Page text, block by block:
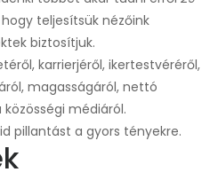
teljesítsük nézőink
biztosítjuk.
karrierjéről, ikertestvéréről,
magasságáról, nettó
médiáról.
pillantást a gyors tényekre.